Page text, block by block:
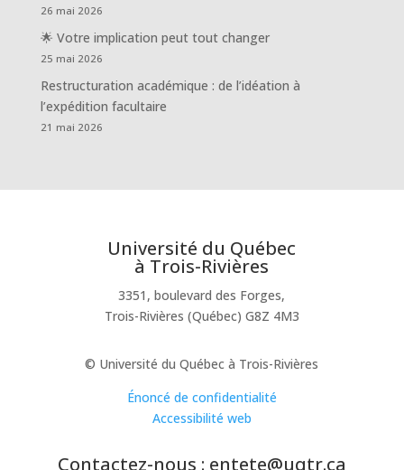
26 mai 2026
🌟 Votre implication peut tout changer
25 mai 2026
Restructuration académique : de l’idéation à
l’expédition facultaire
21 mai 2026
Université du Québec
à Trois-Rivières
3351, boulevard des Forges,
Trois-Rivières (Québec) G8Z 4M3
© Université du Québec à Trois-Rivières
Énoncé de confidentialité
Accessibilité web
Contactez-nous : entete@uqtr.ca